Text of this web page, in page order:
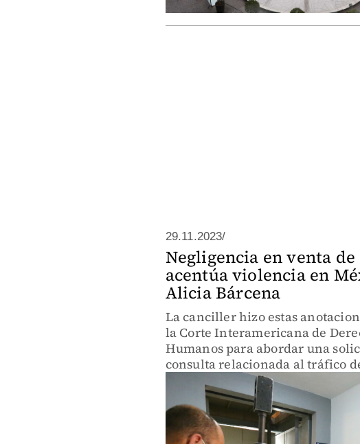
29.11.2023/
Negligencia en venta de
acentúa violencia en
Alicia Bárcena
La canciller hizo estas
la Corte Interamericana de
Humanos para abordar una
consulta relacionada al tráfico
hacia México.